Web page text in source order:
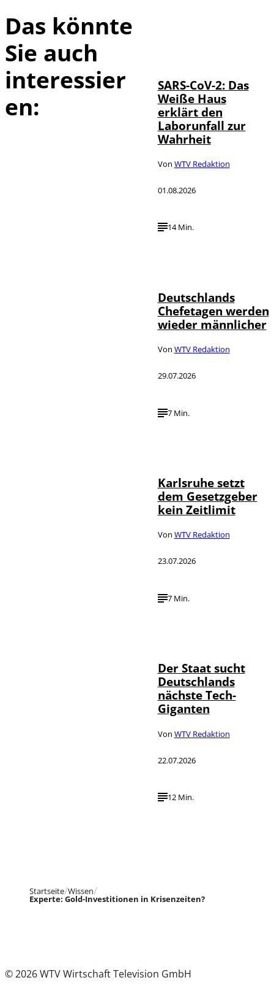
Das könnte
Sie auch
interessier
en:
SARS-CoV-2: Das
Weiße Haus
erklärt den
Laborunfall zur
Wahrheit
Von WTV Redaktion
01.08.2026
14 Min.
Deutschlands
Chefetagen werden
wieder männlicher
Von WTV Redaktion
29.07.2026
7 Min.
Karlsruhe setzt
dem Gesetzgeber
kein Zeitlimit
Von WTV Redaktion
23.07.2026
7 Min.
Der Staat sucht
Deutschlands
nächste Tech-
Giganten
Von WTV Redaktion
22.07.2026
12 Min.
Startseite Wissen
Experte: Gold-Investitionen in Krisenzeiten?
© 2026 WTV Wirtschaft Television GmbH